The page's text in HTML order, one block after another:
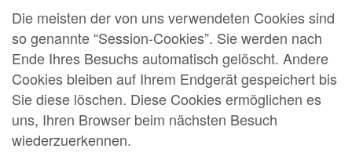
Die meisten der von uns verwendeten Cookies sind
so genannte “Session-Cookies”. Sie werden nach
Ende Ihres Besuchs automatisch gelöscht. Andere
Cookies bleiben auf Ihrem Endgerät gespeichert bis
Sie diese löschen. Diese Cookies ermöglichen es
uns, Ihren Browser beim nächsten Besuch
wiederzuerkennen.